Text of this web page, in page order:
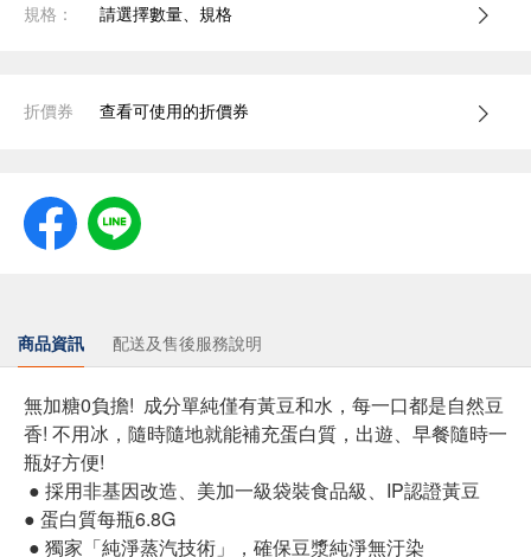
規格： 請選擇數量、規格
折價券 查看可使用的折價券
商品資訊 配送及售後服務說明
無加糖0負擔! 成分單純僅有黃豆和水，每一口都是自然豆
香! 不用冰，隨時隨地就能補充蛋白質，出遊、早餐隨時一
瓶好方便!
● 採用非基因改造、美加一級袋裝食品級、IP認證黃豆
● 蛋白質每瓶6.8G
● 獨家「純淨蒸汽技術」，確保豆漿純淨無汙染